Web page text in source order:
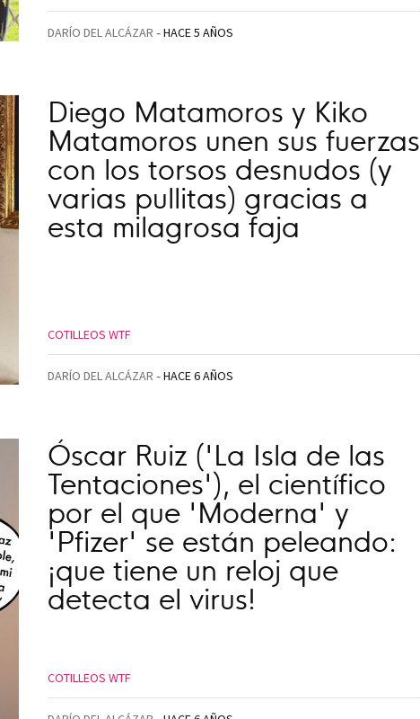
DARÍO DEL ALCÁZAR HACE 5 AÑOS
Diego Matamoros y Kiko
Matamoros unen sus fuerzas
con los torsos desnudos (y
varias pullitas) gracias a
esta milagrosa faja
COTILLEOS WTF
DARÍO DEL ALCÁZAR HACE 6 AÑOS
Óscar Ruiz ('La Isla de las
Tentaciones'), el científico
por el que 'Moderna' y
'Pfizer' se están peleando:
¡que tiene un reloj que
detecta el virus!
COTILLEOS WTF